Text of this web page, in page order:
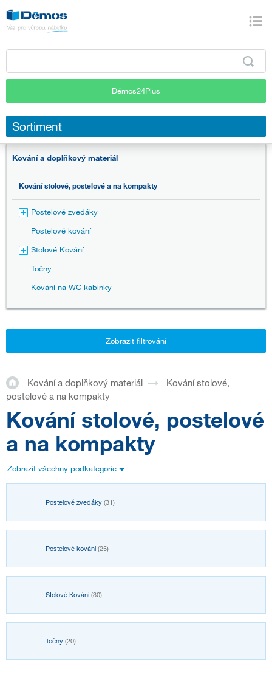
Démos24Plus
Sortiment
Kování a doplňkový materiál
Kování stolové, postelové a na kompakty
Postelové zvedáky
Postelové kování
Stolové Kování
Točny
Kování na WC kabinky
Zobrazit filtrování
Kování a doplňkový materiál
Kování stolové,
postelové a na kompakty
Kování stolové, postelové
a na kompakty
Zobrazit všechny podkategorie
Postelové zvedáky (31)
Postelové kování(25)
Stolové Kování(30)
Točny (20)